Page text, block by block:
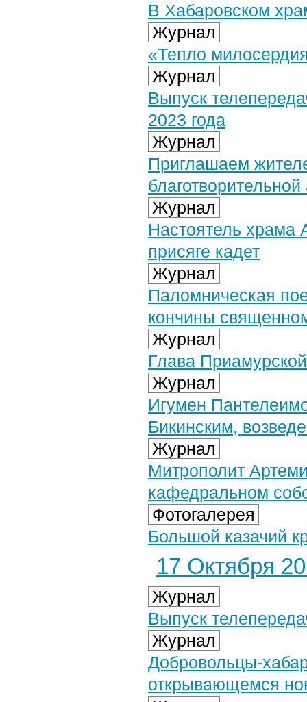
В Хабаровском
Журнал
«Тепло
Журнал
Выпуск
2023 года
Журнал
Приглашаем
Журнал
Настоятель храма
присяге кадет
Журнал
Паломническая
кончины
Журнал
Глава
Журнал
Игумен
Бикинским,
Журнал
Митрополит
кафедральном
Фотогалерея
Большой казачий
17 Октября
Журнал
Выпуск
Журнал
Добровольцы-
открывающемся